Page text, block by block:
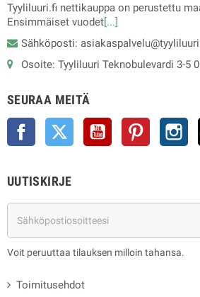
Tyyliluuri.fi nettikauppa on perustettu
Ensimmäiset vuodet[...]
Sähköposti:
Osoite: Tyyliluuri Teknobulevardi 3-5
SEURAA MEITÄ
Facebook Twitter YouTube Pinterest
UUTISKIRJE
Voit peruuttaa tilauksen milloin tahansa.
Toimitusehdot